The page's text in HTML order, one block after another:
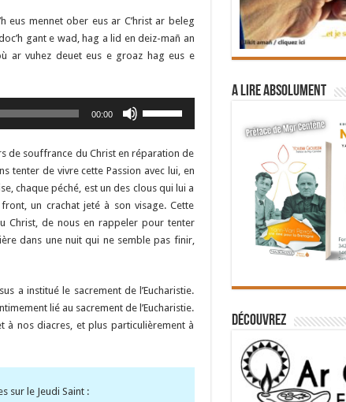
eus mennet ober eus ar C’hrist ar beleg
gant e wad, hag a lid en deiz-mañ an
ar vuhez deuet eus e groaz hag eus e
00:00
haut/bas
pour
augmenter
ou
diminuer
le
de souffrance du Christ en réparation de
tenter de vivre cette Passion avec lui, en
chaque péché, est un des clous qui lui a
un crachat jeté à son visage. Cette
Christ, de nous en rappeler pour tenter
dans une nuit qui ne semble pas finir,
a institué le sacrement de l’Eucharistie.
lié au sacrement de l’Eucharistie.
à nos diacres, et plus particulièrement à
sur le Jeudi Saint :
A lire absolument
Découvrez